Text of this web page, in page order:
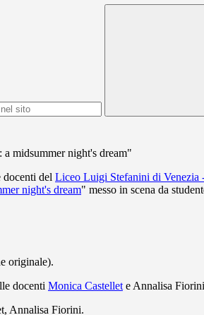
midsummer night's dream"
docenti del Liceo Luigi Stefanini di Venezia
night's dream" messo in scena da
originale).
docenti Monica Castellet e Annalisa
Annalisa Fiorini.